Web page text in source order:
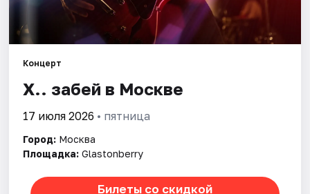
События
Площадки
Артисты
Рейтинги
Концерт
Х.. забей в Москве
17 июля 2026 • пятница
Город: Москва
Площадка: Glastonberry
Билеты со скидкой